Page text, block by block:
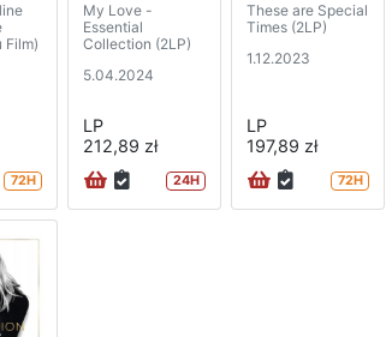
Film)
72H
My Love -
Essential
Collection (2LP)
5.04.2024
LP
212,89 zł
24H
These are Special
Times (2LP)
1.12.2023
LP
197,89 zł
72H